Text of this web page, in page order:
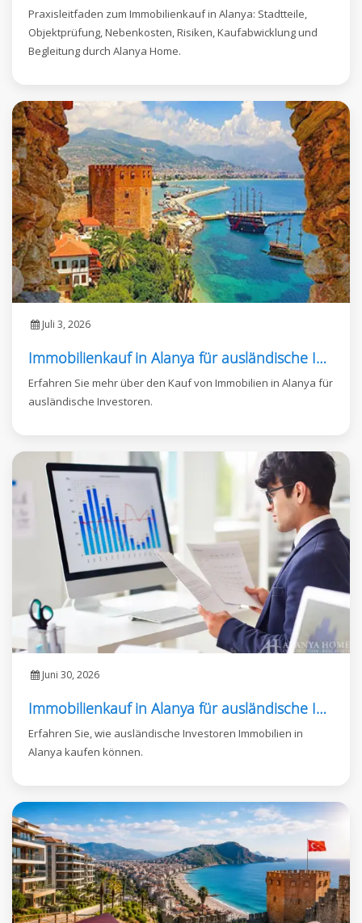
Praxisleitfaden zum Immobilienkauf in Alanya: Stadtteile,
Objektprüfung, Nebenkosten, Risiken, Kaufabwicklung und
Begleitung durch Alanya Home.
Juli 3, 2026
Immobilienkauf in Alanya für ausländische Investoren
Erfahren Sie mehr über den Kauf von Immobilien in Alanya für
ausländische Investoren.
Juni 30, 2026
Immobilienkauf in Alanya für ausländische Investoren
Erfahren Sie, wie ausländische Investoren Immobilien in
Alanya kaufen können.